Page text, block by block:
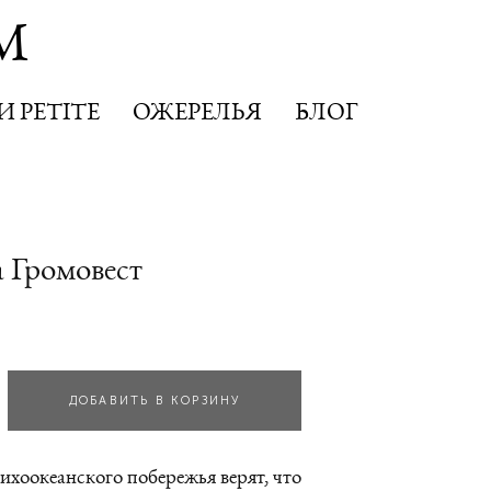
ОЖЕРЕЛЬЯ
БЛОГ
ОЖЕРЕЛЬЯ
БЛОГ
ДОБАВИТЬ В КОРЗИНУ
побережья верят, что